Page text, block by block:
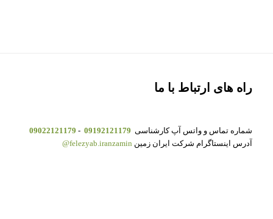
راه های ارتباط با ما
شماره تماس و واتس آپ کارشناسی 09192121179
-
09022121179
آدرس اینستاگرام شرکت ایران زمین felezyab.iranzamin@